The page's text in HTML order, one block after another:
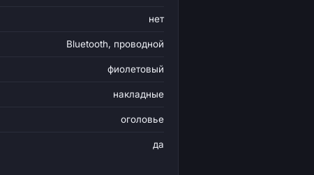
нет
Bluetooth, проводной
фиолетовый
накладные
оголовье
да